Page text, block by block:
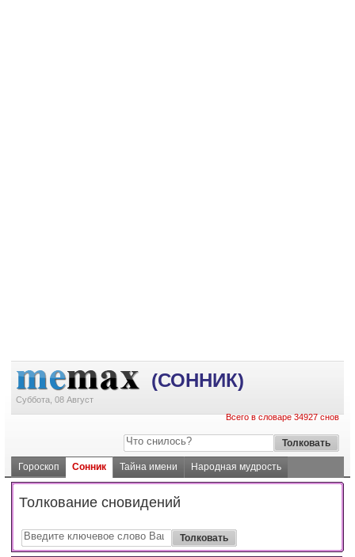
(СОННИК)
Суббота, 08 Август
Всего в словаре 34927 снов
Гороскоп Сонник Тайна имени Народная мудрость
Толкование сновидений